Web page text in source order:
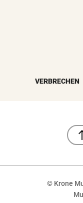
VERBRECHEN
© Krone